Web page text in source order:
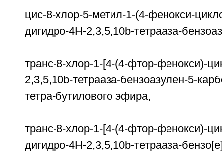
цис-8-хлор-5-метил-1-(4-фенокси-
дигидро-4Н-2,3,5,10b-тетрааза-
транс-8-хлор-1-[4-(4-фтор-фенокси)-
2,3,5,10b-тетрааза-бензоазулен-5-
тетра-бутилового эфира,
транс-8-хлор-1-[4-(4-фтор-фенокси)-
дигидро-4H-2,3,5,10b-тетрааза-